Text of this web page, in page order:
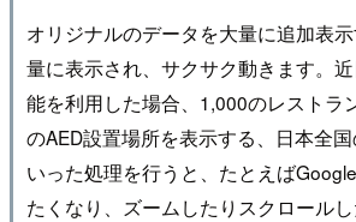
オリジナルのデータを大量に追加表
量に表示され、サクサク動きます。
能を利用した場合、1,000のレストラ
のAED設置場所を表示する、日本全
いった処理を行うと、たとえば
たくなり、ズームしたりスクロール